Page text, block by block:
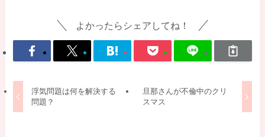
よかったらシェアしてね！
浮気問題は何を解決する
問題？
旦那さんが不倫中のクリ
スマス